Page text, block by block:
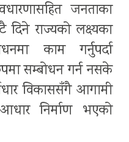
जनताका
दिने राज्यको लक्ष्यका
काम गर्नुपर्दा
सम्बोधन गर्न नसके
विकाससँगै आगामी
निर्माण भएको